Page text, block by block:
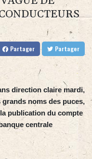
Partager Partager
direction claire mardi,
noms des puces,
publication du compte
centrale